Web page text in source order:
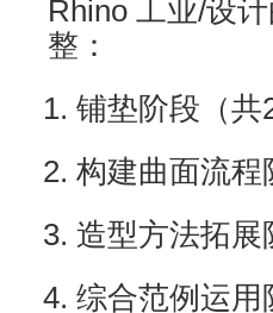
Rhino 工业/设
整：
铺垫阶段（共
构建曲面流程
造型方法拓展
综合范例运用